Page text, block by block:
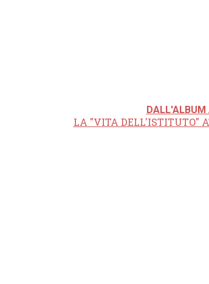
DALL'ALBUM
LA "VITA DELL'ISTITUTO"